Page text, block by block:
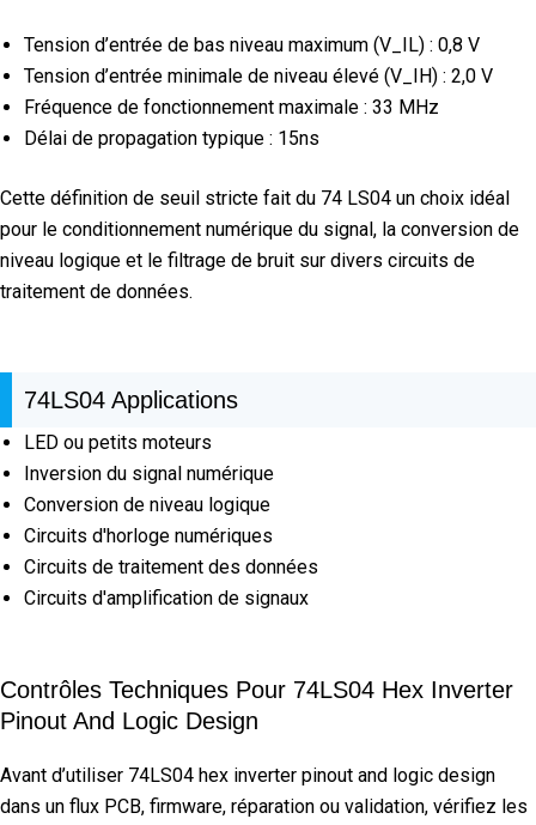
Tension d’entrée de bas niveau maximum (V_IL) : 0,8 V
Tension d’entrée minimale de niveau élevé (V_IH) : 2,0 V
Fréquence de fonctionnement maximale : 33 MHz
Délai de propagation typique : 15ns
Cette définition de seuil stricte fait du 74 LS04 un choix idéal
pour le conditionnement numérique du signal, la conversion de
niveau logique et le filtrage de bruit sur divers circuits de
traitement de données.
74LS04 Applications
LED ou petits moteurs
Inversion du signal numérique
Conversion de niveau logique
Circuits d'horloge numériques
Circuits de traitement des données
Circuits d'amplification de signaux
Contrôles Techniques Pour 74LS04 Hex Inverter
Pinout And Logic Design
Avant d’utiliser 74LS04 hex inverter pinout and logic design
dans un flux PCB, firmware, réparation ou validation, vérifiez les